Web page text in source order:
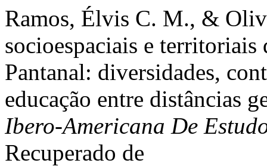
Ramos, Élvis C. M., &
socioespaciais e territoriais
Pantanal: diversidades,
educação entre distâncias
Ibero-Americana De
Recuperado de